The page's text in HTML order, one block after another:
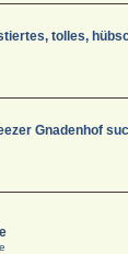
tolles,
Gnadenhof